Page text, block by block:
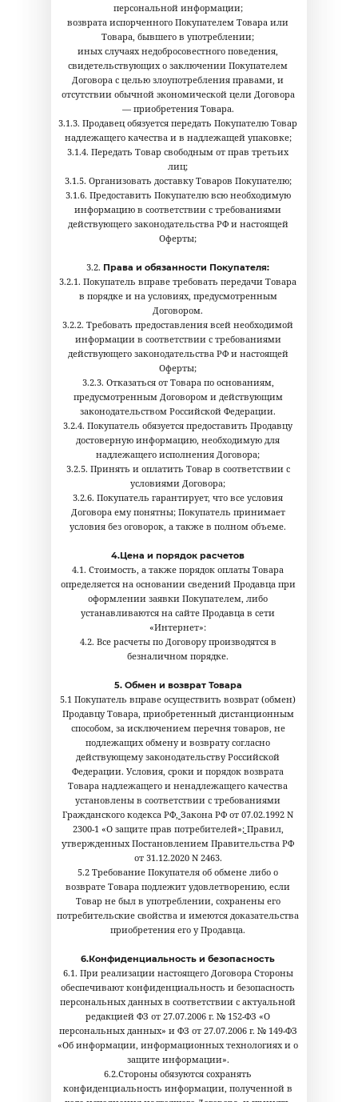
персональной информации;
возврата испорченного Покупателем Товара или
Товара, бывшего в употреблении;
иных случаях недобросовестного поведения,
свидетельствующих о заключении Покупателем
Договора с целью злоупотребления правами, и
отсутствии обычной экономической цели Договора
— приобретения Товара.
3.1.3. Продавец обязуется передать Покупателю Товар
надлежащего качества и в надлежащей упаковке;
3.1.4. Передать Товар свободным от прав третьих
лиц;
3.1.5. Организовать доставку Товаров Покупателю;
3.1.6. Предоставить Покупателю всю необходимую
информацию в соответствии с требованиями
действующего законодательства РФ и настоящей
Оферты;
3.2. Права и обязанности Покупателя:
3.2.1. Покупатель вправе требовать передачи Товара
в порядке и на условиях, предусмотренным
Договором.
3.2.2. Требовать предоставления всей необходимой
информации в соответствии с требованиями
действующего законодательства РФ и настоящей
Оферты;
3.2.3. Отказаться от Товара по основаниям,
предусмотренным Договором и действующим
законодательством Российской Федерации.
3.2.4. Покупатель обязуется предоставить Продавцу
достоверную информацию, необходимую для
надлежащего исполнения Договора;
3.2.5. Принять и оплатить Товар в соответствии с
условиями Договора;
3.2.6. Покупатель гарантирует, что все условия
Договора ему понятны; Покупатель принимает
условия без оговорок, а также в полном объеме.
4.Цена и порядок расчетов
4.1. Стоимость, а также порядок оплаты Товара
определяется на основании сведений Продавца при
оформлении заявки Покупателем, либо
устанавливаются на сайте Продавца в сети
«Интернет»:
4.2. Все расчеты по Договору производятся в
безналичном порядке.
5. Обмен и возврат Товара
5.1 Покупатель вправе осуществить возврат (обмен)
Продавцу Товара, приобретенный дистанционным
способом, за исключением перечня товаров, не
подлежащих обмену и возврату согласно
действующему законодательству Российской
Федерации. Условия, сроки и порядок возврата
Товара надлежащего и ненадлежащего качества
установлены в соответствии с требованиями
Гражданского кодекса РФ Закона РФ от 07.02.1992 N
2300-1 «О защите прав потребителей»; Правил,
утвержденных Постановлением Правительства РФ
от 31.12.2020 N 2463.
5.2 Требование Покупателя об обмене либо о
возврате Товара подлежит удовлетворению, если
Товар не был в употреблении, сохранены его
потребительские свойства и имеются доказательства
приобретения его у Продавца.
6.Конфиденциальность и безопасность
6.1. При реализации настоящего Договора Стороны
обеспечивают конфиденциальность и безопасность
персональных данных в соответствии с актуальной
редакцией ФЗ от 27.07.2006 г. № 152-ФЗ «О
персональных данных» и ФЗ от 27.07.2006 г. № 149-ФЗ
«Об информации, информационных технологиях и о
защите информации».
6.2.Стороны обязуются сохранять
конфиденциальность информации, полученной в